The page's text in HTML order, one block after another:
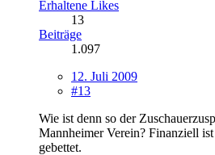
Erhaltene Likes
13
Beiträge
1.097
12. Juli 2009
#13
Wie ist denn so der
Mannheimer Verein? Finanziell
gebettet.